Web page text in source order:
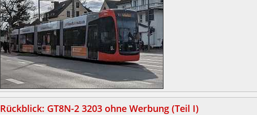
Rückblick: GT8N-2 3203 ohne Werbung (Teil I)